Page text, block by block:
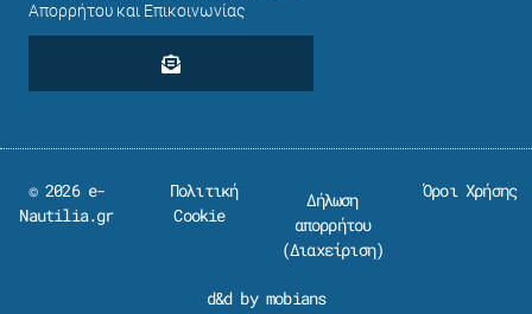
Απορρήτου και Επικοινωνίας
© 2026 e-
Nautilia.gr
Πολιτική
Cookie
Δήλωση
απορρήτου
(Διαχείριση)
Όροι Χρήσης
d&d by mobians